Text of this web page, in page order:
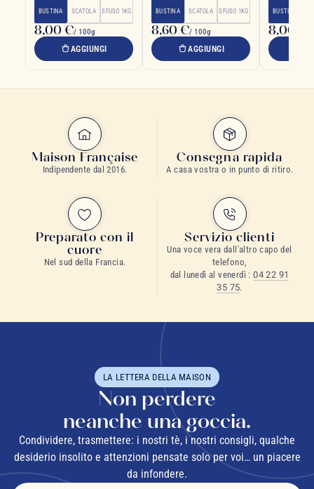
BUSTINA SCATOLA SFUSO 1KG
8,00 €/ 100g
AGGIUNGI
BUSTINA SCATOLA SFUSO 1KG
8,60 €/ 100g
AGGIUNGI
BUSTINA
8,00 €
Maison Française
Indipendente dal 2016.
Consegna rapida
A casa vostra o in punto di ritiro.
Preparato con il
cuore
Nel sud della Francia.
Servizio clienti
Una voce vera dall'altro capo del
telefono,
dal lunedì al venerdì :04 22 91
35 75.
LA LETTERA DELLA MAISON
Non perdere
neanche una goccia.
Condividere, trasmettere: i nostri tè, i nostri consigli, qualche
desiderio insolito e attenzioni pensate solo per voi… un piacere
da infondere.